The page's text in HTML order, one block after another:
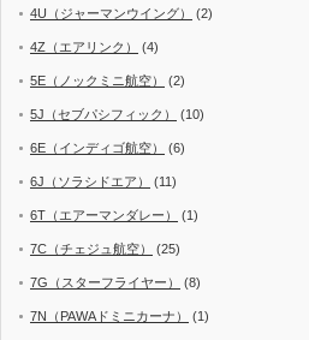
4U（ジャーマンウイング） (2)
4Z（エアリンク） (4)
5E（ノックミニ航空） (2)
5J（セブパシフィック） (10)
6E（インディゴ航空） (6)
6J（ソラシドエア） (11)
6T（エアーマンダレー） (1)
7C（チェジュ航空） (25)
7G（スターフライヤー） (8)
7N（PAWAドミニカーナ） (1)